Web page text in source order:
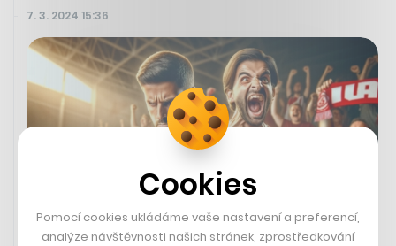
7. 3. 2024 15:36
Cookies
Pomocí cookies ukládáme vaše nastavení a preferencí,
analýze návštěvnosti našich stránek, zprostředkování